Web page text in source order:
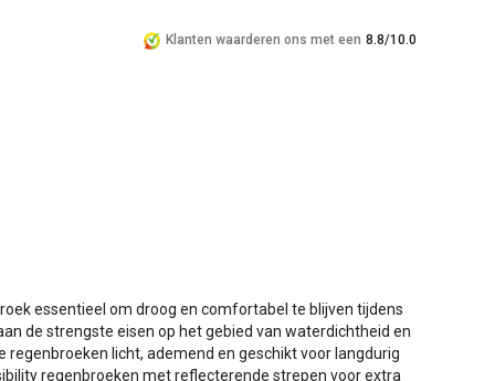
Klanten waarderen ons met een 8.8/10.0
essentieel om droog en comfortabel te blijven tijdens
de strengste eisen op het gebied van waterdichtheid en
regenbroeken licht, ademend en geschikt voor langdurig
regenbroeken met reflecterende strepen voor extra